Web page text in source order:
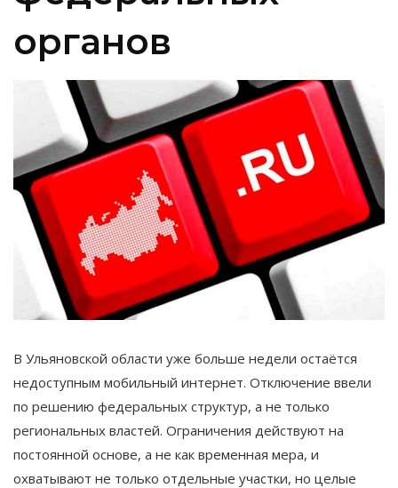
органов
В Ульяновской области уже больше недели остаётся
недоступным мобильный интернет. Отключение ввели
по решению федеральных структур, а не только
региональных властей. Ограничения действуют на
постоянной основе, а не как временная мера, и
охватывают не только отдельные участки, но целые